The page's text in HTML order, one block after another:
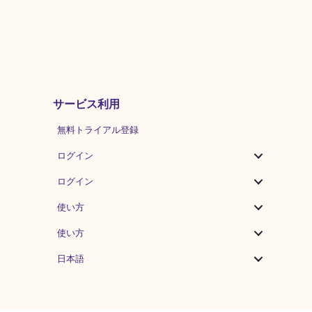
サービス利用
無料トライアル登録
ログイン
ログイン
使い方
使い方
日本語